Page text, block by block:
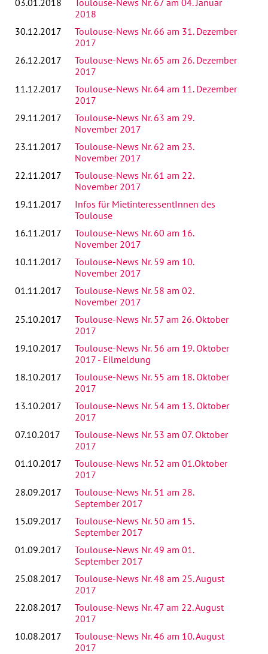
2018
30.12.2017
Toulouse-News Nr. 66 am 31. Dezember
2017
26.12.2017
Toulouse-News Nr. 65 am 26. Dezember
2017
11.12.2017
Toulouse-News Nr. 64 am 11. Dezember
2017
29.11.2017
Toulouse-News Nr. 63 am 29.
November 2017
23.11.2017
Toulouse-News Nr. 62 am 23.
November 2017
22.11.2017
Toulouse-News Nr. 61 am 22.
November 2017
19.11.2017
Infos für MietinteressentInnen des
Toulouse
16.11.2017
Toulouse-News Nr. 60 am 16.
November 2017
10.11.2017
Toulouse-News Nr. 59 am 10.
November 2017
01.11.2017
Toulouse-News Nr. 58 am 02.
November 2017
25.10.2017
Toulouse-News Nr. 57 am 26. Oktober
2017
19.10.2017
Toulouse-News Nr. 56 am 19. Oktober
2017 - Eilmeldung
18.10.2017
Toulouse-News Nr. 55 am 18. Oktober
2017
13.10.2017
Toulouse-News Nr. 54 am 13. Oktober
2017
07.10.2017
Toulouse-News Nr. 53 am 07. Oktober
2017
01.10.2017
Toulouse-News Nr. 52 am 01.Oktober
2017
28.09.2017
Toulouse-News Nr. 51 am 28.
September 2017
15.09.2017
Toulouse-News Nr. 50 am 15.
September 2017
01.09.2017
Toulouse-News Nr. 49 am 01.
September 2017
25.08.2017
Toulouse-News Nr. 48 am 25. August
2017
22.08.2017
Toulouse-News Nr. 47 am 22. August
2017
10.08.2017
Toulouse-News Nr. 46 am 10. August
2017